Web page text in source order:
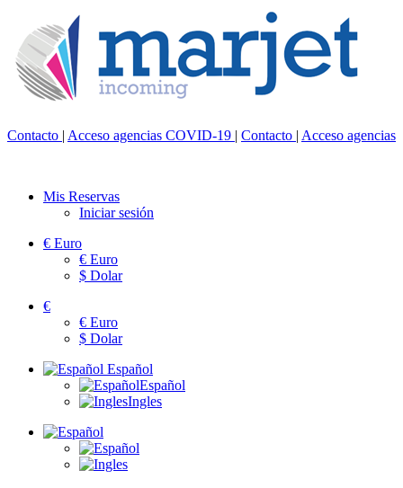
Contacto | Acceso agencias COVID-19 | Contacto | Acceso agencias
Mis Reservas
Iniciar sesión
€ Euro
€ Euro
$ Dolar
€
€ Euro
$ Dolar
Español
Español
Ingles